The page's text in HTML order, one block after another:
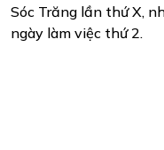
Sóc Trăng lần thứ X,
ngày làm việc thứ 2.